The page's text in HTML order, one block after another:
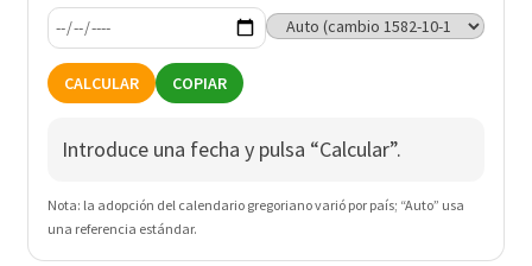
CALCULAR COPIAR
Introduce una fecha y pulsa “Calcular”.
Nota: la adopción del calendario gregoriano varió por país; “Auto” usa
una referencia estándar.